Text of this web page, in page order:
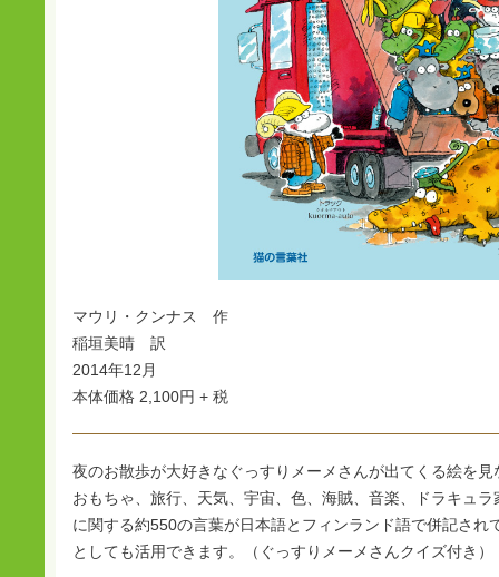
マウリ・クンナス 作
稲垣美晴 訳
2014年12月
本体価格 2,100円 + 税
夜のお散歩が大好きなぐっすりメーメさんが出てくる絵を
おもちゃ、旅行、天気、宇宙、色、海賊、音楽、ドラキュ
に関する約550の言葉が日本語とフィンランド語で併記さ
としても活用できます。（ぐっすりメーメさんクイズ付き）